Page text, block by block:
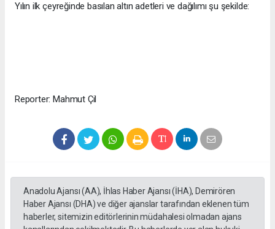
Yılın ilk çeyreğinde basılan altın adetleri ve dağılımı şu şekilde:
Reporter: Mahmut Çil
Anadolu Ajansı (AA), İhlas Haber Ajansı (İHA), Demirören
Haber Ajansı (DHA) ve diğer ajanslar tarafından eklenen tüm
haberler, sitemizin editörlerinin müdahalesi olmadan ajans